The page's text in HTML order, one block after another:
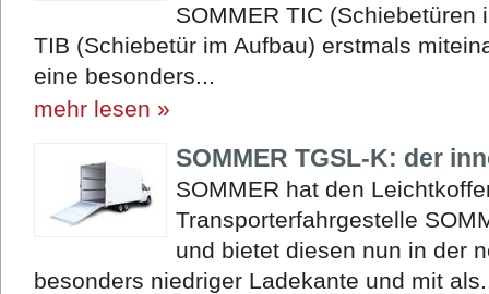
SOMMER TIC (Schiebetüren
TIB (Schiebetür im Aufbau) erstmals
eine besonders...
mehr lesen »
SOMMER TGSL-K: der
SOMMER hat den
Transporterfahrgestelle
und bietet diesen nun in der
besonders niedriger Ladekante und mit